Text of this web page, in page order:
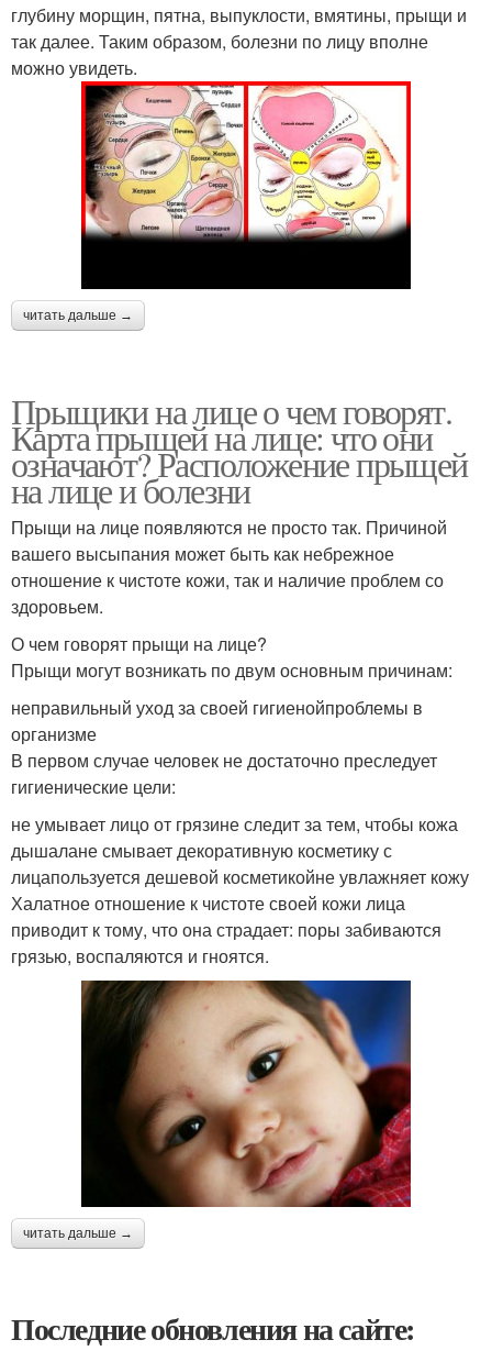
глубину морщин, пятна, выпуклости, вмятины, прыщи и
так далее. Таким образом, болезни по лицу вполне
можно увидеть.
читать дальше →
Прыщики на лице о чем говорят.
Карта прыщей на лице: что они
означают? Расположение прыщей
на лице и болезни
Прыщи на лице появляются не просто так. Причиной
вашего высыпания может быть как небрежное
отношение к чистоте кожи, так и наличие проблем со
здоровьем.
О чем говорят прыщи на лице?
Прыщи могут возникать по двум основным причинам:
неправильный уход за своей гигиенойпроблемы в
организме
В первом случае человек не достаточно преследует
гигиенические цели:
не умывает лицо от грязине следит за тем, чтобы кожа
дышалане смывает декоративную косметику с
лицапользуется дешевой косметикойне увлажняет кожу
Халатное отношение к чистоте своей кожи лица
приводит к тому, что она страдает: поры забиваются
грязью, воспаляются и гноятся.
читать дальше →
Последние обновления на сайте: